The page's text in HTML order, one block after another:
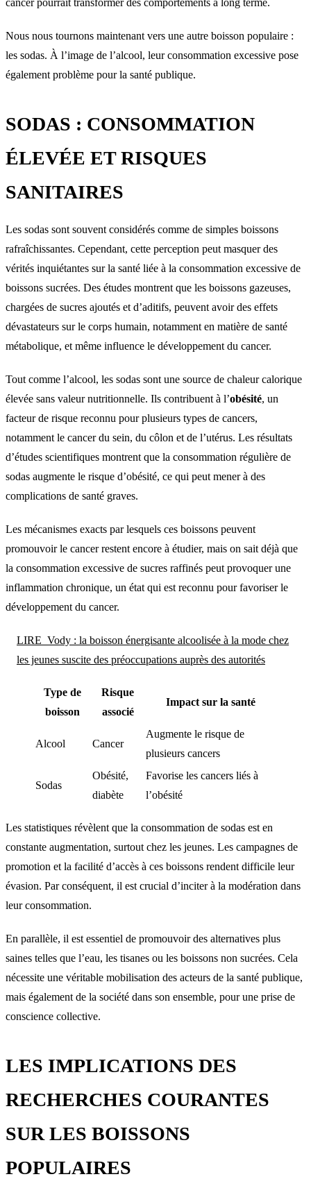
Nous nous tournons maintenant vers une autre boisson populaire :
les sodas. À l’image de l’alcool, leur consommation excessive pose
également problème pour la santé publique.
SODAS : CONSOMMATION
ÉLEVÉE ET RISQUES
SANITAIRES
Les sodas sont souvent considérés comme de simples boissons
rafraîchissantes. Cependant, cette perception peut masquer des
vérités inquiétantes sur la santé liée à la consommation excessive de
boissons sucrées. Des études montrent que les boissons gazeuses,
chargées de sucres ajoutés et d’aditifs, peuvent avoir des effets
dévastateurs sur le corps humain, notamment en matière de santé
métabolique, et même influence le développement du cancer.
Tout comme l’alcool, les sodas sont une source de chaleur calorique
élevée sans valeur nutritionnelle. Ils contribuent à l’obésité, un
facteur de risque reconnu pour plusieurs types de cancers,
notamment le cancer du sein, du côlon et de l’utérus. Les résultats
d’études scientifiques montrent que la consommation régulière de
sodas augmente le risque d’obésité, ce qui peut mener à des
complications de santé graves.
Les mécanismes exacts par lesquels ces boissons peuvent
promouvoir le cancer restent encore à étudier, mais on sait déjà que
la consommation excessive de sucres raffinés peut provoquer une
inflammation chronique, un état qui est reconnu pour favoriser le
développement du cancer.
LIRE Vody : la boisson énergisante alcoolisée à la mode chez
les jeunes suscite des préoccupations auprès des autorités
Type de
boisson
Risque
associé
Impact sur la santé
Alcool Cancer
Augmente le risque de
plusieurs cancers
Sodas
Obésité,
diabète
Favorise les cancers liés à
l’obésité
Les statistiques révèlent que la consommation de sodas est en
constante augmentation, surtout chez les jeunes. Les campagnes de
promotion et la facilité d’accès à ces boissons rendent difficile leur
évasion. Par conséquent, il est crucial d’inciter à la modération dans
leur consommation.
En parallèle, il est essentiel de promouvoir des alternatives plus
saines telles que l’eau, les tisanes ou les boissons non sucrées. Cela
nécessite une véritable mobilisation des acteurs de la santé publique,
mais également de la société dans son ensemble, pour une prise de
conscience collective.
LES IMPLICATIONS DES
RECHERCHES COURANTES
SUR LES BOISSONS
POPULAIRES